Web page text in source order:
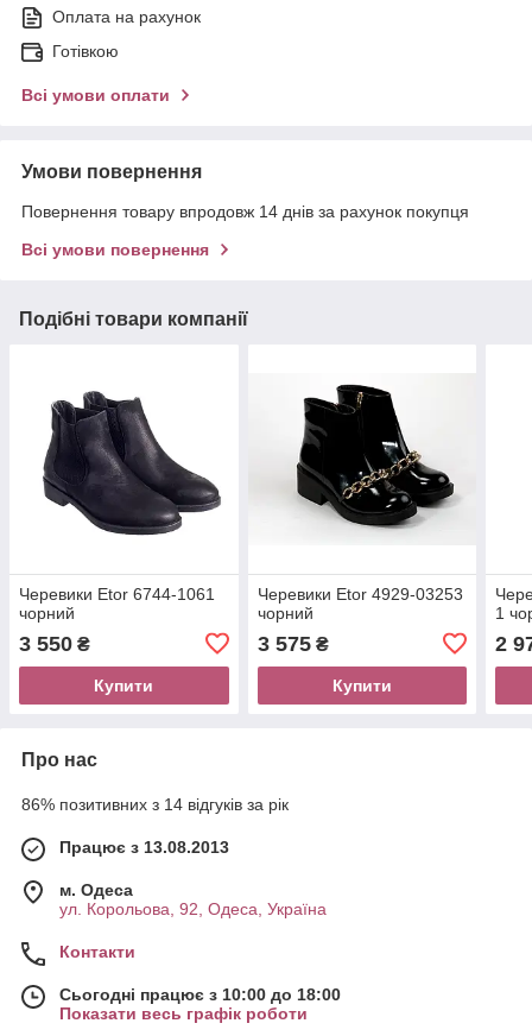
Оплата на рахунок
Готівкою
Всі умови оплати
Умови повернення
Повернення товару впродовж 14 днів за рахунок покупця
Всі умови повернення
Подібні товари компанії
Черевики Etor 6744-1061
чорний
3 550 ₴
Купити
Черевики Etor 4929-03253
чорний
3 575₴
Купити
1
2
Про нас
86% позитивних з 14 відгуків за рік
Працює з 13.08.2013
м. Одеса
ул. Корольова, 92, Одеса, Україна
Контакти
Сьогодні працює з 10:00 до 18:00
Показати весь графік роботи